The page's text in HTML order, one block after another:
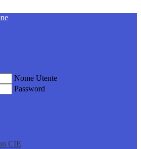
Nome Utente
Password
CIE